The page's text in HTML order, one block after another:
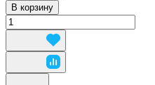
В корзину